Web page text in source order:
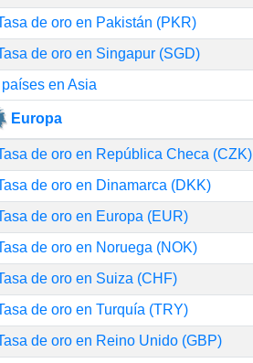
de oro en Pakistán (PKR)
de oro en Singapur (SGD)
países en Asia
Europa
de oro en República Checa (CZK)
de oro en Dinamarca (DKK)
de oro en Europa (EUR)
de oro en Noruega (NOK)
de oro en Suiza (CHF)
de oro en Turquía (TRY)
de oro en Reino Unido (GBP)